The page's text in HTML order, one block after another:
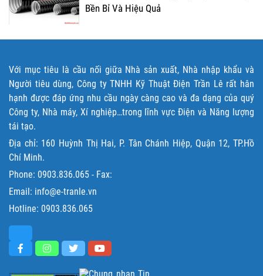
Bền Bỉ Và Hiệu Quả
Với mục tiêu là cầu nối giữa Nhà sản xuất, Nhà nhập khẩu và
Người tiêu dùng, Công ty TNHH Kỹ Thuật Điện Trần Lê rất hân
hạnh được đáp ứng nhu cầu ngày càng cao và đa dạng của quý
Công ty, Nhà máy, Xí nghiệp…trong lĩnh vực Điện và Năng lượng
tái tạo.
Địa chỉ: 160 Huỳnh Thị Hai, P. Tân Chánh Hiệp, Quận 12, TP.Hồ
Chí Minh.
Phone: 0903.836.065 - Fax:
Email: info@e-tranle.vn
Hotline: 0903.836.065